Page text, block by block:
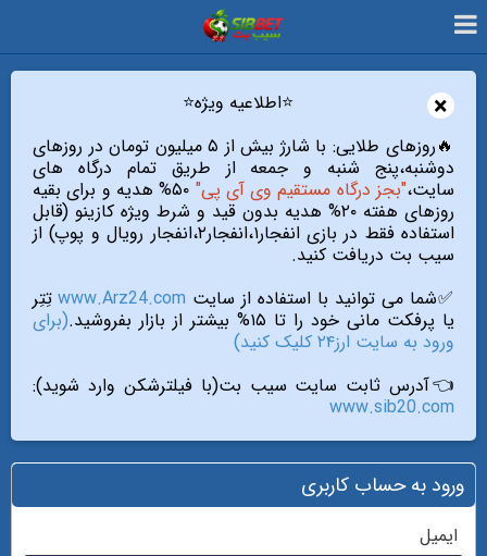
×
⭐️اطلاعیه ویژه⭐️
🔥روزهای طلایی: با شارژ بیش از ۵ میلیون تومان در روزهای
دوشنبه،پنج شنبه و جمعه از طریق تمام درگاه های
سایت،"بجز درگاه مستقیم وی آی پی"
۵۰% هدیه و برای بقیه
روزهای هفته ۲۰% هدیه بدون قید و شرط ویژه کازینو (قابل
استفاده فقط در بازی انفجار۱،انفجار۲،انفجار رویال و پوپ) از
سیب بت دریافت کنید.
✅شما می توانید با استفاده از سایت www.Arz24.com تِتِر
یا پرفکت مانی خود را تا ۱۵% بیشتر از بازار بفروشید.
(برای
ورود به سایت ارز۲۴ کلیک کنید)
👈آدرس ثابت سایت سیب بت(با فیلترشکن وارد شوید):
www.sib20.com
ورود به حساب کاربری
ایمیل